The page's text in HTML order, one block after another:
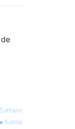
Sumann
fuente